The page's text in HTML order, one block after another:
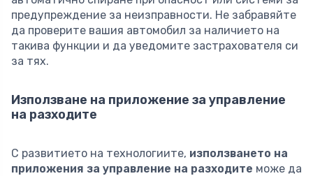
предупреждение за неизправности. Не забравяйте
да проверите вашия автомобил за наличието на
такива функции и да уведомите застрахователя си
за тях.
Използване на приложение за управление
на разходите
С развитието на технологиите, използването на
приложения за управление на разходите може да